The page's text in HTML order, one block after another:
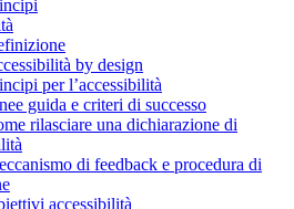
by design
per l’accessibilità
guida e criteri di successo
rilasciare una dichiarazione di
di feedback e procedura di
accessibilità